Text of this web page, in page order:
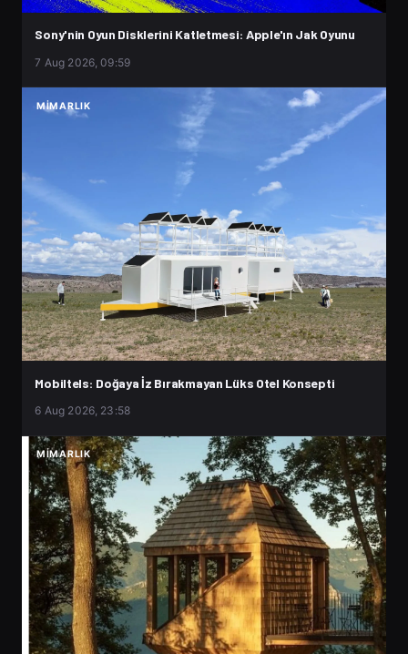
Sony'nin Oyun Disklerini Katletmesi: Apple'ın Jak Oyunu
7 Aug 2026, 09:59
MIMARLIK
Mobiltels: Doğaya İz Bırakmayan Lüks Otel Konsepti
6 Aug 2026, 23:58
MIMARLIK